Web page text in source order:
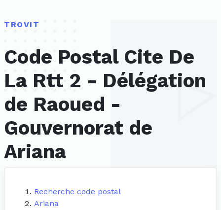
TROVIT
Code Postal Cite De
La Rtt 2 - Délégation
de Raoued -
Gouvernorat de
Ariana
Recherche code postal
Ariana